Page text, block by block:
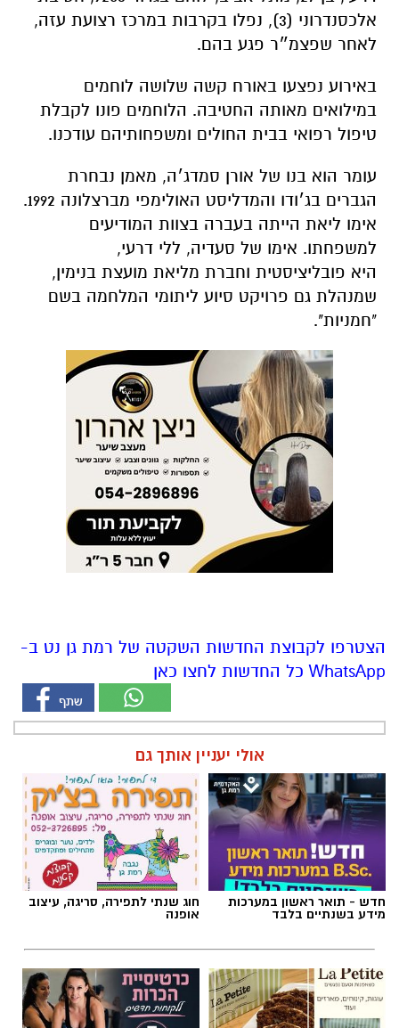
אלכסנדרוני (3), נפלו בקרבות במרכז רצועת עזה,
לאחר שפצמ״ר פגע בהם.
באירוע נפצעו באורח קשה שלושה לוחמים
במילואים מאותה החטיבה. הלוחמים פונו לקבלת
טיפול רפואי בבית החולים ומשפחותיהם עודכנו.
עומר הוא בנו של אורן סמדג׳ה, מאמן נבחרת
הגברים בג׳ודו והמדליסט האולימפי מברצלונה 1992.
אימו ליאת הייתה בעברה בצוות המודיעים
למשפחתו. אימו של סעדיה, ללי דרעי,
היא פובליציסטית וחברת מליאת מועצת בנימין,
שמנהלת גם פרויקט סיוע ליתומי המלחמה בשם
"חמניות".
הצטרפו לקבוצת החדשות השקטה של רמת גן נט ב-
WhatsApp כל החדשות לחצו כאן
אולי יעניין אותך גם
חדש - תואר ראשון במערכות
מידע בשנתיים בלבד
חוג שנתי לתפירה, סריגה, עיצוב
אופנה